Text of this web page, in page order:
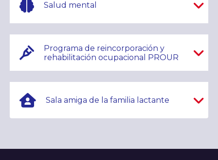
Salud mental
Programa de reincorporación y
rehabilitación ocupacional PROUR
Sala amiga de la familia lactante